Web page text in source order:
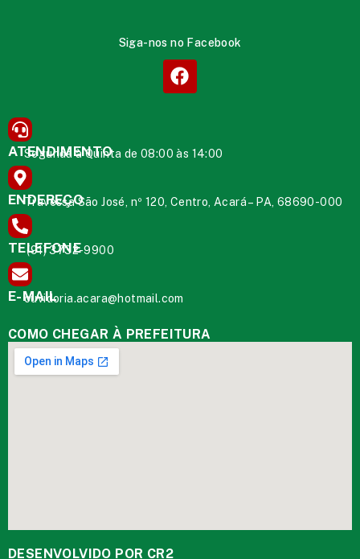
Siga-nos no Facebook
ATENDIMENTO
Segunda à Quinta de 08:00 às 14:00
ENDEREÇO
Travessa São José, nº 120, Centro, Acará – PA, 68690-000
TELEFONE
(91) 3732-9900
E-MAIL
ouvidoria.acara@hotmail.com
COMO CHEGAR À PREFEITURA
DESENVOLVIDO POR CR2